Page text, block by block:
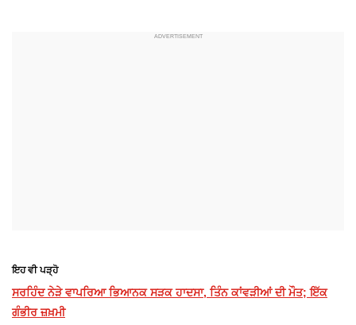
ਇਹ ਵੀ ਪੜ੍ਹੋ
ਸਰਹਿੰਦ ਨੇੜੇ ਵਾਪਰਿਆ ਭਿਆਨਕ ਸੜਕ ਹਾਦਸਾ, ਤਿੰਨ ਕਾਂਵੜੀਆਂ ਦੀ ਮੌਤ; ਇੱਕ
ਗੰਭੀਰ ਜ਼ਖ਼ਮੀ